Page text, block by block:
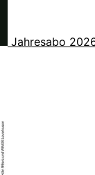
Jahresabo